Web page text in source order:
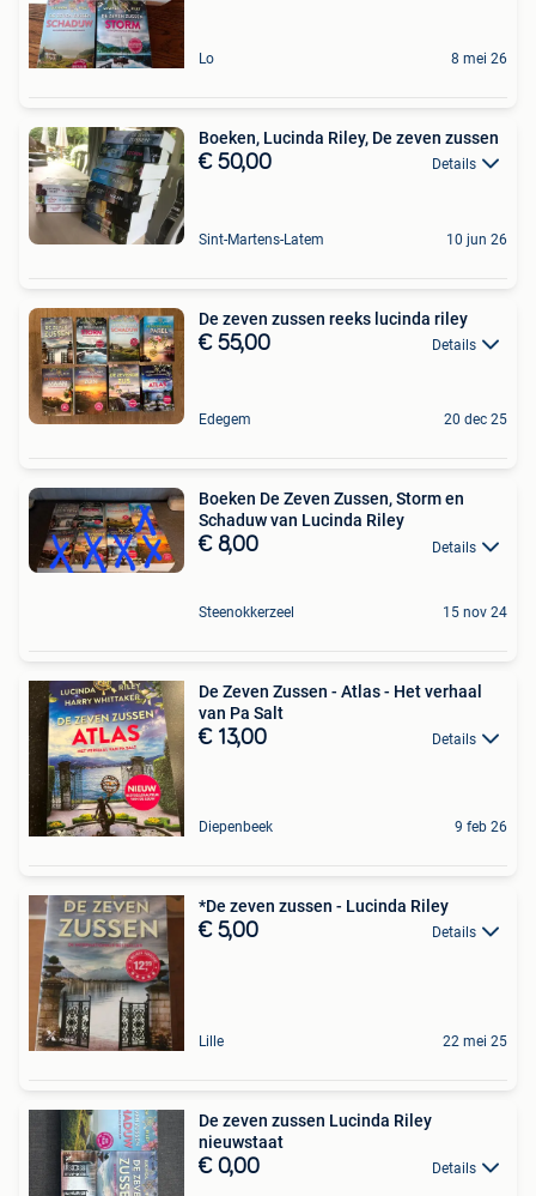
Lo 8 mei 26
Boeken, Lucinda Riley, De zeven zussen
€ 50,00 Details
Sint-Martens-Latem 10 jun 26
De zeven zussen reeks lucinda riley
€ 55,00 Details
Edegem 20 dec 25
Boeken De Zeven Zussen, Storm en
Schaduw van Lucinda Riley
€ 8,00 Details
Steenokkerzeel 15 nov 24
De Zeven Zussen - Atlas - Het verhaal
van Pa Salt
€ 13,00 Details
Diepenbeek 9 feb 26
*De zeven zussen - Lucinda Riley
€ 5,00 Details
Lille 22 mei 25
De zeven zussen Lucinda Riley
nieuwstaat
€ 0,00 Details